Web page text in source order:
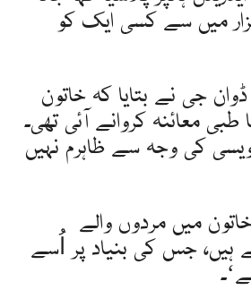
میں سے کسی ایک کو
جی نے بتایا کہ خاتون
معائنہ کروانے آئی تھی۔
کی وجہ سے ظاہرم نہیں
میں مردوں والے
ہیں، جس کی بنیاد پر اُسے